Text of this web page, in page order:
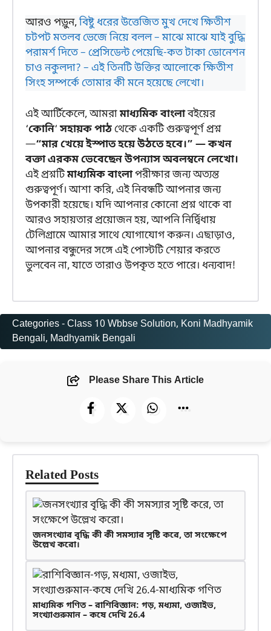
আরও পড়ুন,বিষ্টু ধরের উত্তেজিত মুখ দেখে ক্ষিতীশ
চটপট মতলব ভেজে নিয়ে বলল – মাঝে মাঝে যাই বুদ্ধি
পরামর্শ দিতে – প্রেসিডেন্ট পেয়েছি-কত টাকা ডোনেশন
চাও নকুলদা? – এই তিনটি উক্তির আলোকে ক্ষিতীশ
সিংহ সম্পর্কে তোমার কী মনে হয়েছে লেখো।
এই আর্টিকেলে, আমরামাধ্যমিক বাংলাবইয়ের
‘কোনি‘সহায়ক পাঠথেকে একটি গুরুত্বপূর্ণ প্রশ্ন
—“মার খেয়ে ইস্পাত হয়ে উঠতে হবে।” — কখন
বক্তা এরকম ভেবেছেন উপন্যাস অবলম্বনে লেখো।
এই প্রশ্নটিমাধ্যমিক বাংলাপরীক্ষার জন্য অত্যন্ত
গুরুত্বপূর্ণ। আশা করি, এই নিবন্ধটি আপনার জন্য
উপকারী হয়েছে। যদি আপনার কোনো প্রশ্ন থাকে বা
আরও সহায়তার প্রয়োজন হয়, আপনি নির্দ্বিধায়
টেলিগ্রামে আমার সাথে যোগাযোগ করুন। এছাড়াও,
আপনার বন্ধুদের সঙ্গে এই পোস্টটি শেয়ার করতে
ভুলবেন না, যাতে তারাও উপকৃত হতে পারে। ধন্যবাদ!
Categories -Class 10 Wbbse Solution, Koni Madhyamik
Bengali, Madhyamik Bengali
Please Share This Article
Related Posts
জনসংখ্যার বৃদ্ধি কী কী সমস্যার সৃষ্টি করে, তা সংক্ষেপে
উল্লেখ করো।
মাধ্যমিক গণিত – রাশিবিজ্ঞান: গড়, মধ্যমা, ওজাইভ,
সংখ্যাগুরুমান – কষে দেখি 26.4